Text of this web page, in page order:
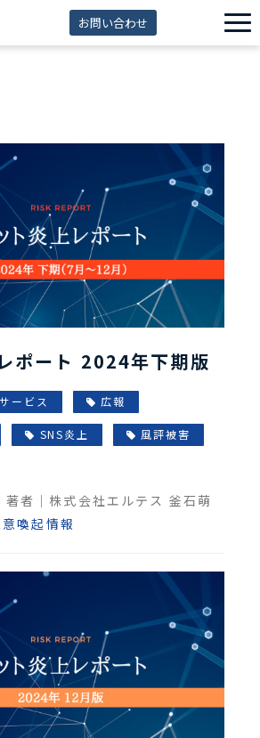
お問い合わせ
導入事例
eltes insight
ポート 2024年下期版
ービス 広報
SNS炎上 風評被害
著者｜株式会社エルテス 釜石萌
喚起情報